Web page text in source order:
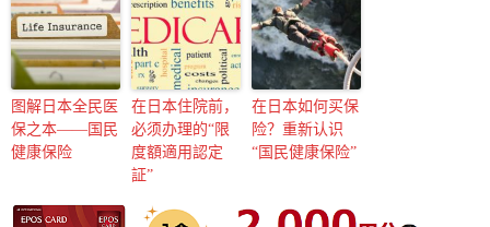
图解日本全民医
保之本——国民
健康保险
在日本住院前，
必须办理的“限
度額適用認定
証”
在日本如何买保
险？重新认识
“国民健康保险”